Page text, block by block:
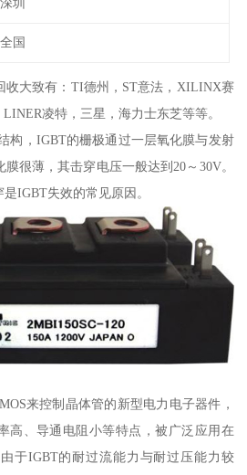
全国
收大致有：TI德州，ST意法，XILINX赛
凌特，三星，海力士东芝等等。
构，IGBT的栅极通过一层氧化膜与发射
很薄，其击穿电压一般达到20～30V。
IGBT失效的常见原因。
来控制晶体管的新型电力电子器件，
高、导通电阻小等特点，被广泛应用在
于IGBT的耐过流能力与耐过压能力较